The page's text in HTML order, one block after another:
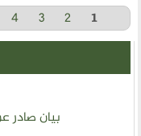
Pages
1
2
3
4
بيان صادر